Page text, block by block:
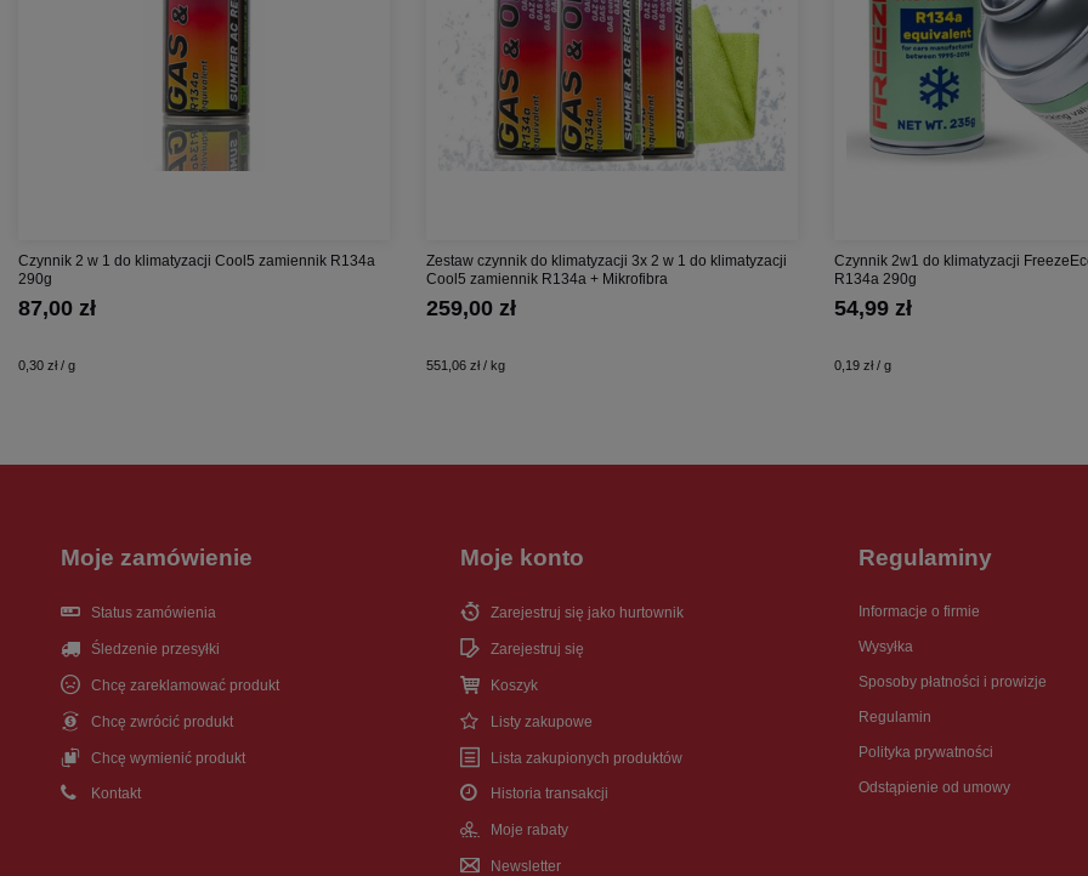
Czynnik 2 w 1 do klimatyzacji Cool5 zamiennik R134a
290g
87,00 zł
0,30 zł / g
Zestaw czynnik do klimatyzacji 3x 2 w 1 do klimatyzacji
Cool5 zamiennik R134a + Mikrofibra
259,00 zł
551,06 zł / kg
Czynnik 2w1 do klimatyzacji
R134a 290g
54,99 zł
0,19 zł / g
Moje zamówienie
Status zamówienia
Śledzenie przesyłki
Chcę zareklamować produkt
Chcę zwrócić produkt
Chcę wymienić produkt
Kontakt
Moje konto
Zarejestruj się jako hurtownik
Zarejestruj się
Koszyk
Listy zakupowe
Lista zakupionych produktów
Historia transakcji
Moje rabaty
Newsletter
Regulaminy
Informacje o firmie
Wysyłka
Sposoby płatności i prowizje
Regulamin
Polityka prywatności
Odstąpienie od umowy